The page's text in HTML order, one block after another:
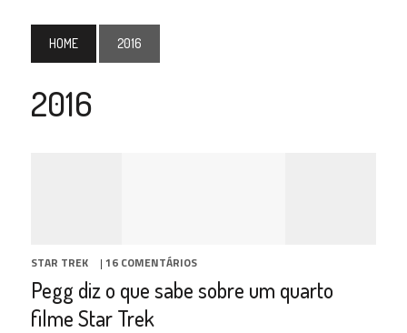
HOME 2016
2016
STAR TREK | 16 COMENTÁRIOS
Pegg diz o que sabe sobre um quarto
filme Star Trek